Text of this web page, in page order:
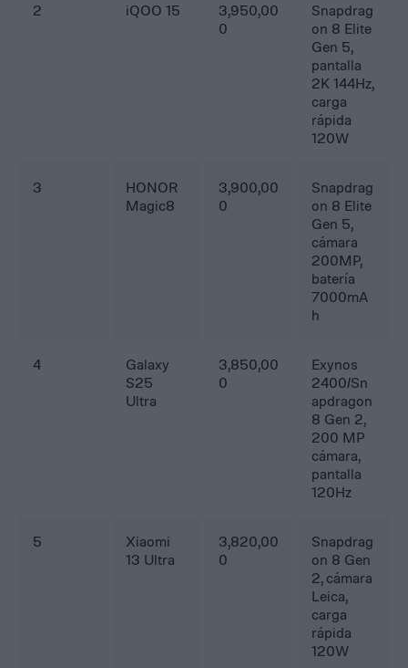
2 iQOO 15
3,950,00
0
Snapdrag
on 8 Elite
Gen 5,
pantalla
2K 144Hz,
carga
rápida
120W
3
HONOR
Magic8
3,900,00
0
Snapdrag
on 8 Elite
Gen 5,
cámara
200MP,
batería
7000mA
h
4
Galaxy
S25
Ultra
3,850,00
0
Exynos
2400/Sn
apdragon
8 Gen 2,
200 MP
cámara,
pantalla
120Hz
5
Xiaomi
13 Ultra
3,820,00
0
Snapdrag
on 8 Gen
2, cámara
Leica,
carga
rápida
120W